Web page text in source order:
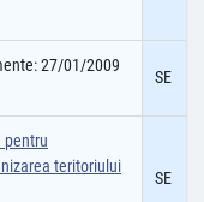
27/01/2009
SE
pentru
teritoriului
SE